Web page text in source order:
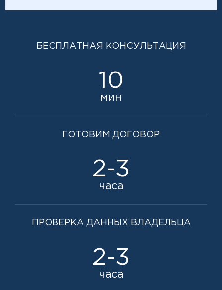
БЕСПЛАТНАЯ КОНСУЛЬТАЦИЯ
10
мин
ГОТОВИМ ДОГОВОР
2-3
часа
ПРОВЕРКА ДАННЫХ ВЛАДЕЛЬЦА
2-3
часа